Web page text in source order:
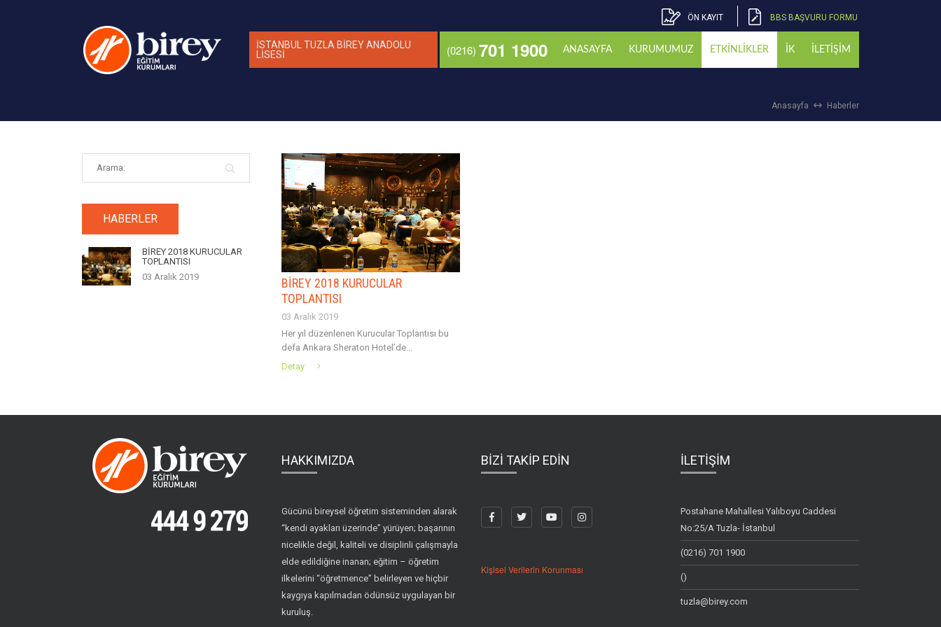
BBS BAŞVURU FORMU
ÖN KAYIT
(0216) 701 1900 ANASAYFA KURUMUMUZ ETKİNLİKLER İK İLETİŞİM
İSTANBUL TUZLA BİREY ANADOLU
LİSESİ
Anasayfa Haberler
HABERLER
BİREY 2018 KURUCULAR
TOPLANTISI
03 Aralık 2019
BİREY 2018 KURUCULAR
TOPLANTISI
03 Aralık 2019
Her yıl düzenlenen Kurucular Toplantısı bu
defa Ankara Sheraton Hotel’de...
Detay
HAKKIMIZDA
Gücünü bireysel öğretim sisteminden alarak
“kendi ayakları üzerinde” yürüyen; başarının
nicelikle değil, kaliteli ve disiplinli çalışmayla
elde edildiğine inanan; eğitim – öğretim
ilkelerini “öğretmence” belirleyen ve hiçbir
kaygıya kapılmadan ödünsüz uygulayan bir
kuruluş.
BİZİ TAKİP EDİN
Kişisel Verilerin Korunması
İLETİŞİM
Postahane Mahallesi Yalıboyu Caddesi
No:25/A Tuzla- İstanbul
(0216) 701 1900
()
tuzla@birey.com